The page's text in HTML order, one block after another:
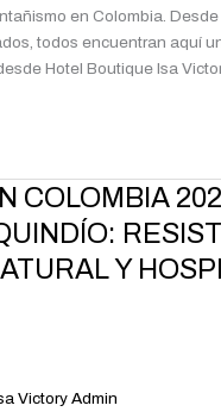
en Colombia.
todos encuentran aquí
Hotel Boutique Isa
COLOMBIA
Y
Victory Admin